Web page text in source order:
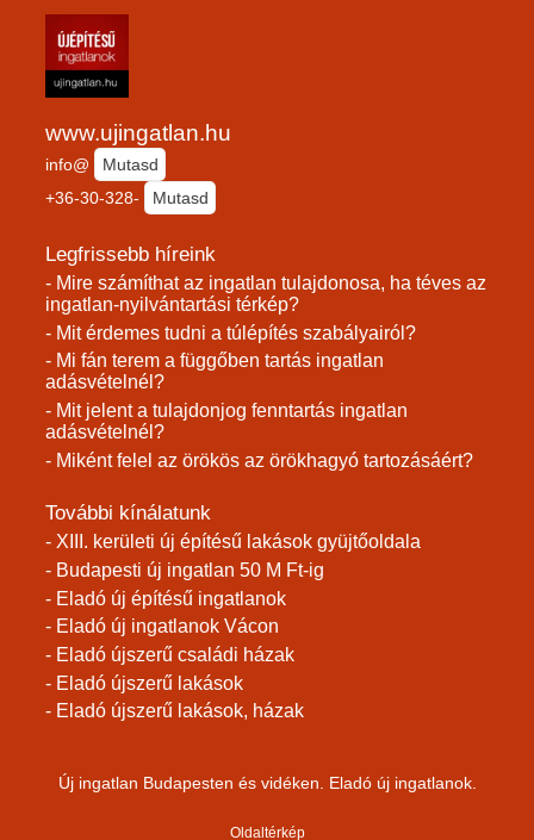
www.ujingatlan.hu
info@
Mutasd
+36-30-328-
Mutasd
Legfrissebb híreink
- Mire számíthat az ingatlan tulajdonosa, ha téves az
ingatlan-nyilvántartási térkép?
- Mit érdemes tudni a túlépítés szabályairól?
- Mi fán terem a függőben tartás ingatlan
adásvételnél?
- Mit jelent a tulajdonjog fenntartás ingatlan
adásvételnél?
- Miként felel az örökös az örökhagyó tartozásáért?
További kínálatunk
- XIII. kerületi új építésű lakások gyüjtőoldala
- Budapesti új ingatlan 50 M Ft-ig
- Eladó új építésű ingatlanok
- Eladó új ingatlanok Vácon
- Eladó újszerű családi házak
- Eladó újszerű lakások
- Eladó újszerű lakások, házak
Új ingatlan Budapesten és vidéken. Eladó új ingatlanok.
Oldaltérkép